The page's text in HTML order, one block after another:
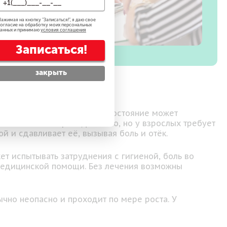
полового члена. Это состояние может
и проходит само, но у взрослых требует
и сдавливает её, вызывая боль и отёк.
затруднения с гигиеной, боль во
помощи. Без лечения возможны
неопасно и проходит по мере роста. У
на кнопку "Записаться!", я даю свое
на обработку моих персональных
и принимаю условия соглашения
Записаться!
закрыть